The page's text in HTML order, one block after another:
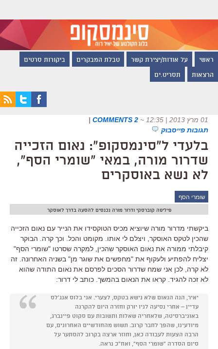
ראשי על אודות/יצירת קשר טבלת המבקרים ביקורות סרטים
הרצאות תסריט.ים
01 מרץ 2013 | 12:35 ~
2 COMMENTS
|
תגובות פייסבוק
בלעדי ל"סינמסקופ": נאום הזכייה
שדרור מורה, במאי "שומרי הסף",
לא נשא באוסקרים
שומרי הסף
פיליפה קוברסקי ודרור מורה נכנסים להסעה בדרך לאוסקר
ביקשתי מדרור מורה שיוציא מכיס הטוקסידו את הנייר עם נאום הזכייה
שהכין לטקס האוסקר, ויצלם לי אותו. מקומט והכל. וכך קרה. הבוקר
קיבלתי ממורה את נאום האוסקר שהכין, למקרה שסרטו "שומרי הסף"
יצליח להפתיע ולעקוף את "מחפשים את שוגר מן" בשניה האחרונה. זה
לא קרה, לכן אני שמח שדרור הסכים לפרסם את נאום התודה שהוא
לא זכה להגיד. קראו את הנאום בהמשך. כותב לי דרור:
יאיר, הנה הנאום שלא נישא בטקס, לצערי. אני בלוס אנג'לס
עדיין – אחרי נסיעה לניו יורק וחזרה היום להקרנה
באוניברסיטה, שלאחריה שאלות ותשובות עם סקוט פיינברג,
מיודעינו, שהפך לחבר קרוב. תשוש מהחודשיים האחרונים, עם
הרבה הצעות לעבודה כאן, וחוזר ארצה בקרוב להסתער על
סיום הסדרה "שומרי הסף", ואח"כ נראה.